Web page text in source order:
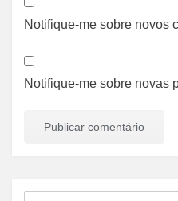
Notifique-me sobre novos
Notifique-me sobre novas